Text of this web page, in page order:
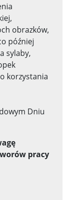
obrazków,
później
sylaby,
korzystania
Dniu
pracy